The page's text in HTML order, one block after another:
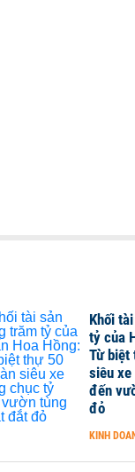
Khối
tỷ của
Từ biệt
siêu
đến
đỏ
KINH